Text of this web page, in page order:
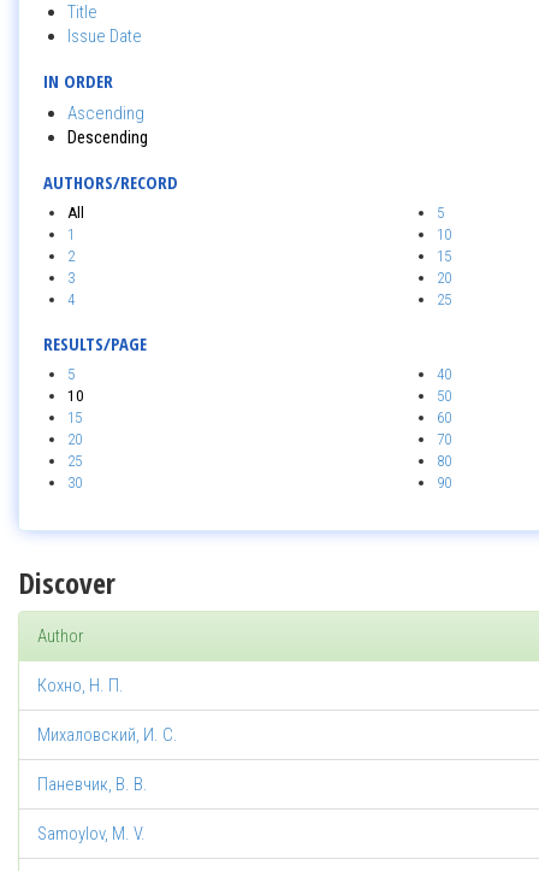
Title
Issue Date
IN ORDER
Ascending
Descending
AUTHORS/RECORD
All
1
2
3
4
5
10
15
20
25
RESULTS/PAGE
5
10
15
20
25
30
40
50
60
70
80
90
Discover
Author
Кохно, Н. П.
Михаловский, И. С.
Паневчик, В. В.
Samoylov, M. V.